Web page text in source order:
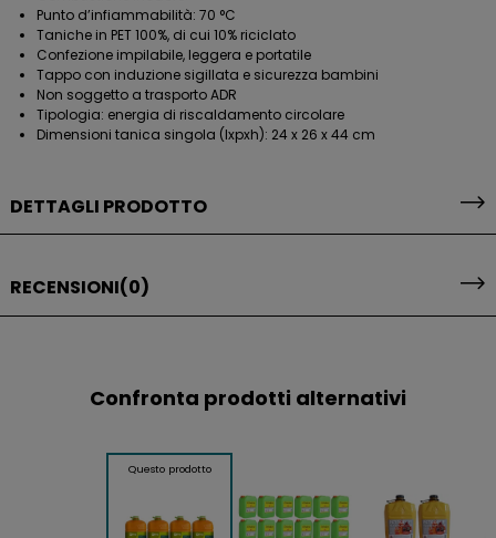
Punto d’infiammabilità: 70 °C
Taniche in PET 100%, di cui 10% riciclato
Confezione impilabile, leggera e portatile
Tappo con induzione sigillata e sicurezza bambini
Non soggetto a trasporto ADR
Tipologia: energia di riscaldamento circolare
Dimensioni tanica singola (lxpxh): 24 x 26 x 44 cm
DETTAGLI PRODOTTO
RECENSIONI(0)
Confronta prodotti alternativi
Questo prodotto